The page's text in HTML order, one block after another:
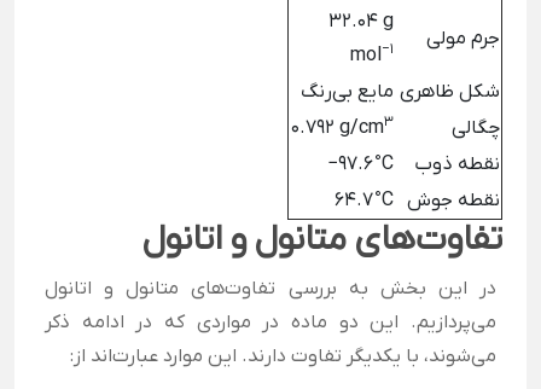
جرم مولی
32.04 g
mol−1
شکل ظاهری مایع بی‌رنگ
چگالی
0.792 g/cm3
نقطه ذوب
−97.6 °C
نقطه جوش 64.7 °C
تفاوت‌های متانول و اتانول
در این بخش به بررسی تفاوت‌های متانول و اتانول
می‌پردازیم. این دو ماده در مواردی که در ادامه ذکر
می‌شوند، با یکدیگر تفاوت دارند. این موارد عبارت‌اند از: